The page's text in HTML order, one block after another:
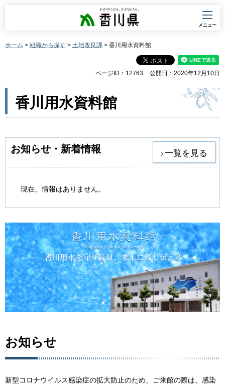
香川県
メニュー
ホーム > 組織から探す > 土地改良課 > 香川用水資料館
ページID：12763 公開日：2020年12月10日
香川用水資料館
お知らせ・新着情報 一覧を見る
現在、情報はありません。
お知らせ
新型コロナウイルス感染症の拡大防止のため、ご来館の際は、感染